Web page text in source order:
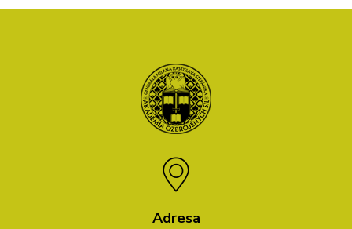
Adresa